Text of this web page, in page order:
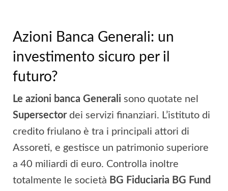
Azioni Banca Generali: un
investimento sicuro per il
futuro?
Le azioni banca Generali sono quotate nel
Supersectordei servizi finanziari. L’istituto di
credito friulano è tra i principali attori di
Assoreti, e gestisce un patrimonio superiore
a 40 miliardi di euro. Controlla inoltre
totalmente le società BG Fiduciaria BG Fund